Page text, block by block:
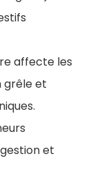
affecte les
grêle et
et